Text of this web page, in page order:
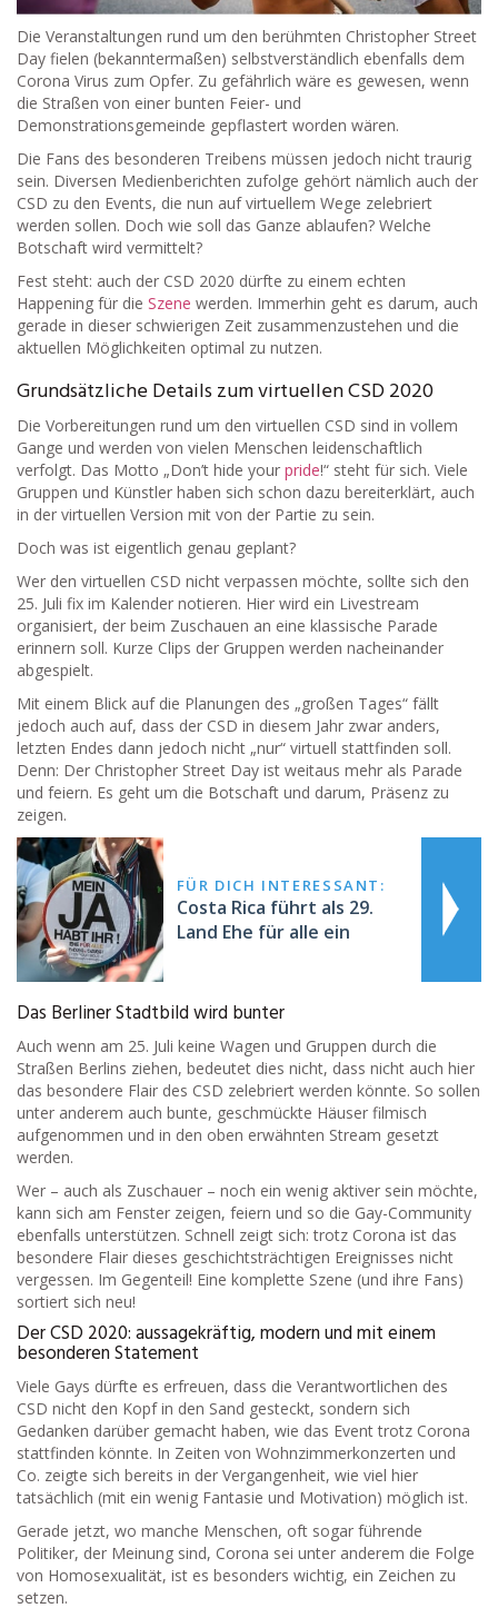
Die Veranstaltungen rund um den berühmten Christopher Street
Day fielen (bekanntermaßen) selbstverständlich ebenfalls dem
Corona Virus zum Opfer. Zu gefährlich wäre es gewesen, wenn
die Straßen von einer bunten Feier- und
Demonstrationsgemeinde gepflastert worden wären.
Die Fans des besonderen Treibens müssen jedoch nicht traurig
sein. Diversen Medienberichten zufolge gehört nämlich auch der
CSD zu den Events, die nun auf virtuellem Wege zelebriert
werden sollen. Doch wie soll das Ganze ablaufen? Welche
Botschaft wird vermittelt?
Fest steht: auch der CSD 2020 dürfte zu einem echten
Happening für die Szene werden. Immerhin geht es darum, auch
gerade in dieser schwierigen Zeit zusammenzustehen und die
aktuellen Möglichkeiten optimal zu nutzen.
Grundsätzliche Details zum virtuellen CSD 2020
Die Vorbereitungen rund um den virtuellen CSD sind in vollem
Gange und werden von vielen Menschen leidenschaftlich
verfolgt. Das Motto „Don’t hide your pride!“ steht für sich. Viele
Gruppen und Künstler haben sich schon dazu bereiterklärt, auch
in der virtuellen Version mit von der Partie zu sein.
Doch was ist eigentlich genau geplant?
Wer den virtuellen CSD nicht verpassen möchte, sollte sich den
25. Juli fix im Kalender notieren. Hier wird ein Livestream
organisiert, der beim Zuschauen an eine klassische Parade
erinnern soll. Kurze Clips der Gruppen werden nacheinander
abgespielt.
Mit einem Blick auf die Planungen des „großen Tages“ fällt
jedoch auch auf, dass der CSD in diesem Jahr zwar anders,
letzten Endes dann jedoch nicht „nur“ virtuell stattfinden soll.
Denn: Der Christopher Street Day ist weitaus mehr als Parade
und feiern. Es geht um die Botschaft und darum, Präsenz zu
zeigen.
FÜR DICH INTERESSANT:
Costa Rica führt als 29.
Land Ehe für alle ein
Das Berliner Stadtbild wird bunter
Auch wenn am 25. Juli keine Wagen und Gruppen durch die
Straßen Berlins ziehen, bedeutet dies nicht, dass nicht auch hier
das besondere Flair des CSD zelebriert werden könnte. So sollen
unter anderem auch bunte, geschmückte Häuser filmisch
aufgenommen und in den oben erwähnten Stream gesetzt
werden.
Wer – auch als Zuschauer – noch ein wenig aktiver sein möchte,
kann sich am Fenster zeigen, feiern und so die Gay-Community
ebenfalls unterstützen. Schnell zeigt sich: trotz Corona ist das
besondere Flair dieses geschichtsträchtigen Ereignisses nicht
vergessen. Im Gegenteil! Eine komplette Szene (und ihre Fans)
sortiert sich neu!
Der CSD 2020: aussagekräftig, modern und mit einem
besonderen Statement
Viele Gays dürfte es erfreuen, dass die Verantwortlichen des
CSD nicht den Kopf in den Sand gesteckt, sondern sich
Gedanken darüber gemacht haben, wie das Event trotz Corona
stattfinden könnte. In Zeiten von Wohnzimmerkonzerten und
Co. zeigte sich bereits in der Vergangenheit, wie viel hier
tatsächlich (mit ein wenig Fantasie und Motivation) möglich ist.
Gerade jetzt, wo manche Menschen, oft sogar führende
Politiker, der Meinung sind, Corona sei unter anderem die Folge
von Homosexualität, ist es besonders wichtig, ein Zeichen zu
setzen.